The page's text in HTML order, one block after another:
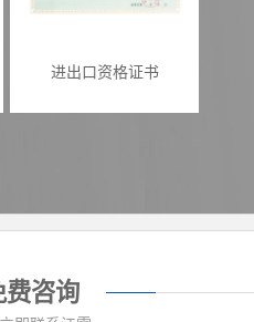
进出口资格证书
费咨询